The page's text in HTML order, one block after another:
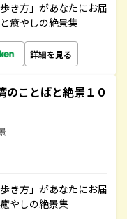
き方」があなたにお届
癒やしの絶景集
詳細を見る
のことばと絶景１０
き方」があなたにお届
やしの絶景集